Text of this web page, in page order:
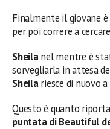
Finalmente il giovane
per poi correre a cercare
Sheilanel mentre è
sorvegliarla in attesa
Sheilariesce di nuovo a
Questo è quanto
puntata di Beautiful